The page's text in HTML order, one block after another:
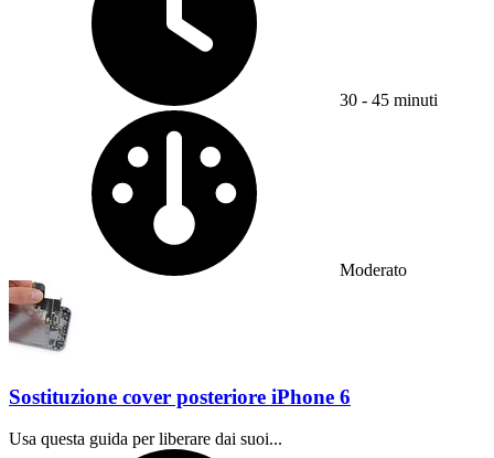
30 - 45 minuti
Moderato
Sostituzione cover posteriore iPhone 6
Usa questa guida per liberare dai suoi...